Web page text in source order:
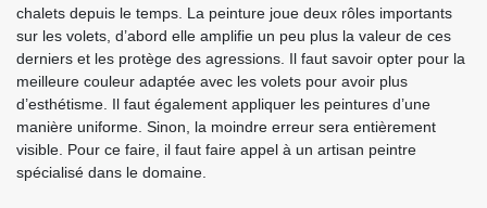
chalets depuis le temps. La peinture joue deux rôles importants
sur les volets, d’abord elle amplifie un peu plus la valeur de ces
derniers et les protège des agressions. Il faut savoir opter pour la
meilleure couleur adaptée avec les volets pour avoir plus
d’esthétisme. Il faut également appliquer les peintures d’une
manière uniforme. Sinon, la moindre erreur sera entièrement
visible. Pour ce faire, il faut faire appel à un artisan peintre
spécialisé dans le domaine.